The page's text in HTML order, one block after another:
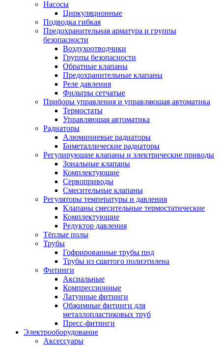
Насосы
Циркуляционные
Подводка гибкая
Предохранительная арматура и группы
безопасности
Воздухоотводчики
Группы безопасности
Обратные клапаны
Предохранительные клапаны
Реле давления
Фильтры сетчатые
Приборы управления и управляющая автоматика
Термостаты
Управляющая автоматика
Радиаторы
Алюминиевые радиаторы
Биметаллические радиаторы
Регулирующие клапаны и электрические приводы
Зональные клапаны
Комплектующие
Сервоприводы
Смесительные клапаны
Регуляторы температуры и давления
Клапаны смесительные термостатические
Комплектующие
Редуктор давления
Тёплые полы
Трубы
Гофрированные трубы пнд
Трубы из сшитого полиэтилена
Фитинги
Аксиальные
Компрессионные
Латунные фитинги
Обжимные фитинги для
металлопластиковых труб
Пресс-фитинги
Электрооборудование
Аксессуары